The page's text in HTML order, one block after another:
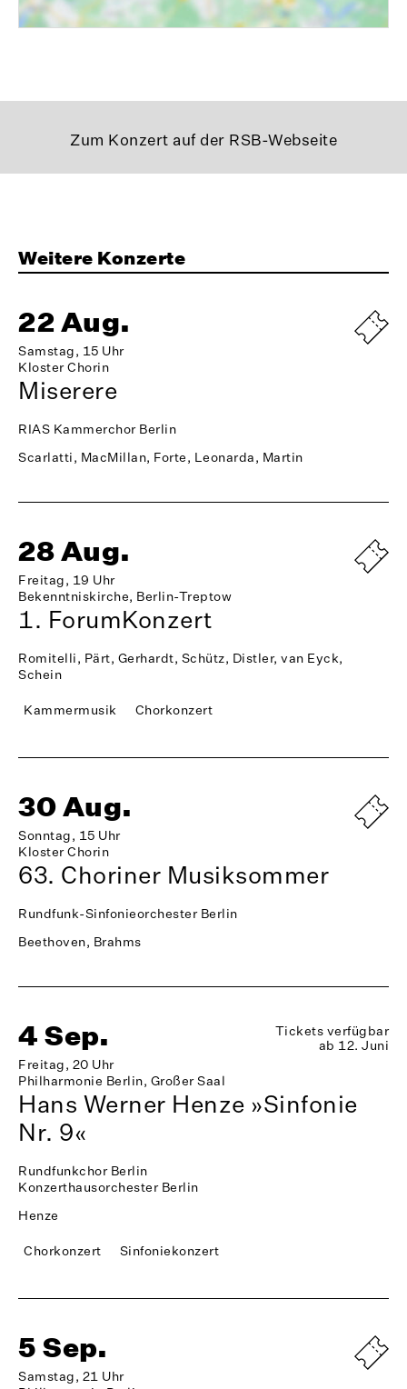
Zum Konzert auf der RSB-Webseite
Weitere Konzerte
22 Aug.
Samstag, 15 Uhr
Kloster Chorin
Miserere
RIAS Kammerchor Berlin
Scarlatti, MacMillan, Forte, Leonarda, Martin
28 Aug.
Freitag, 19 Uhr
Bekenntniskirche, Berlin-Treptow
1. ForumKonzert
Romitelli, Pärt, Gerhardt, Schütz, Distler, van Eyck,
Schein
Kammermusik Chorkonzert
30 Aug.
Sonntag, 15 Uhr
Kloster Chorin
63. Choriner Musiksommer
Rundfunk-Sinfonieorchester Berlin
Beethoven, Brahms
4 Sep.
Freitag, 20 Uhr
Philharmonie Berlin, Großer Saal
Tickets verfügbar
ab 12. Juni
Hans Werner Henze »Sinfonie
Nr. 9«
Rundfunkchor Berlin
Konzerthausorchester Berlin
Henze
Chorkonzert Sinfoniekonzert
5 Sep.
Samstag, 21 Uhr